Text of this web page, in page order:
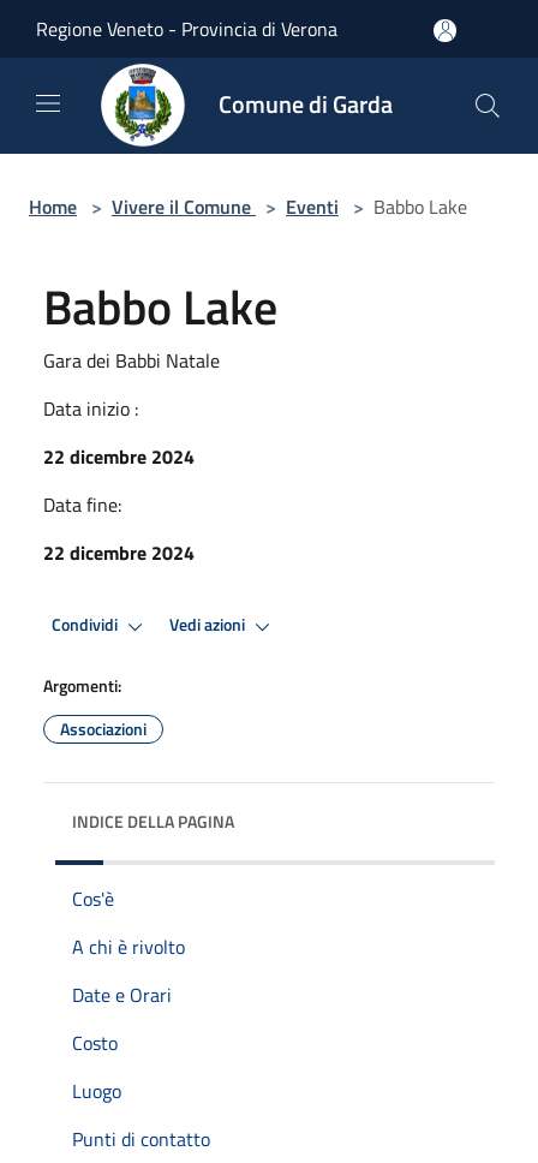
Regione Veneto - Provincia di Verona
Comune di Garda
Home > Vivere il Comune > Eventi > Babbo Lake
Babbo Lake
Gara dei Babbi Natale
Data inizio :
22 dicembre 2024
Data fine:
22 dicembre 2024
Condividi Vedi azioni
Argomenti:
Associazioni
INDICE DELLA PAGINA
Cos'è
A chi è rivolto
Date e Orari
Costo
Luogo
Punti di contatto